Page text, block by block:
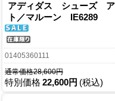
アディダス シューズ ア
ト／マルーン IE6289
01405360111
通常価格28,600円
特別価格 22,600円 (税込)